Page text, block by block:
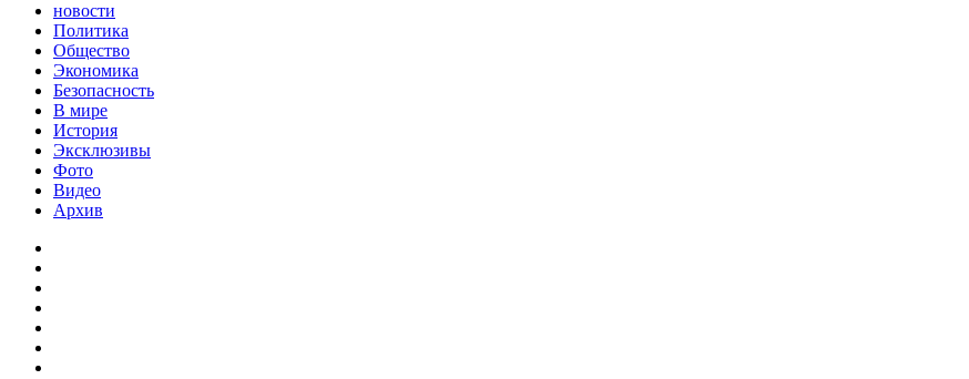
новости
Политика
Общество
Экономика
Безопасность
В мире
История
Эксклюзивы
Фото
Видео
Архив